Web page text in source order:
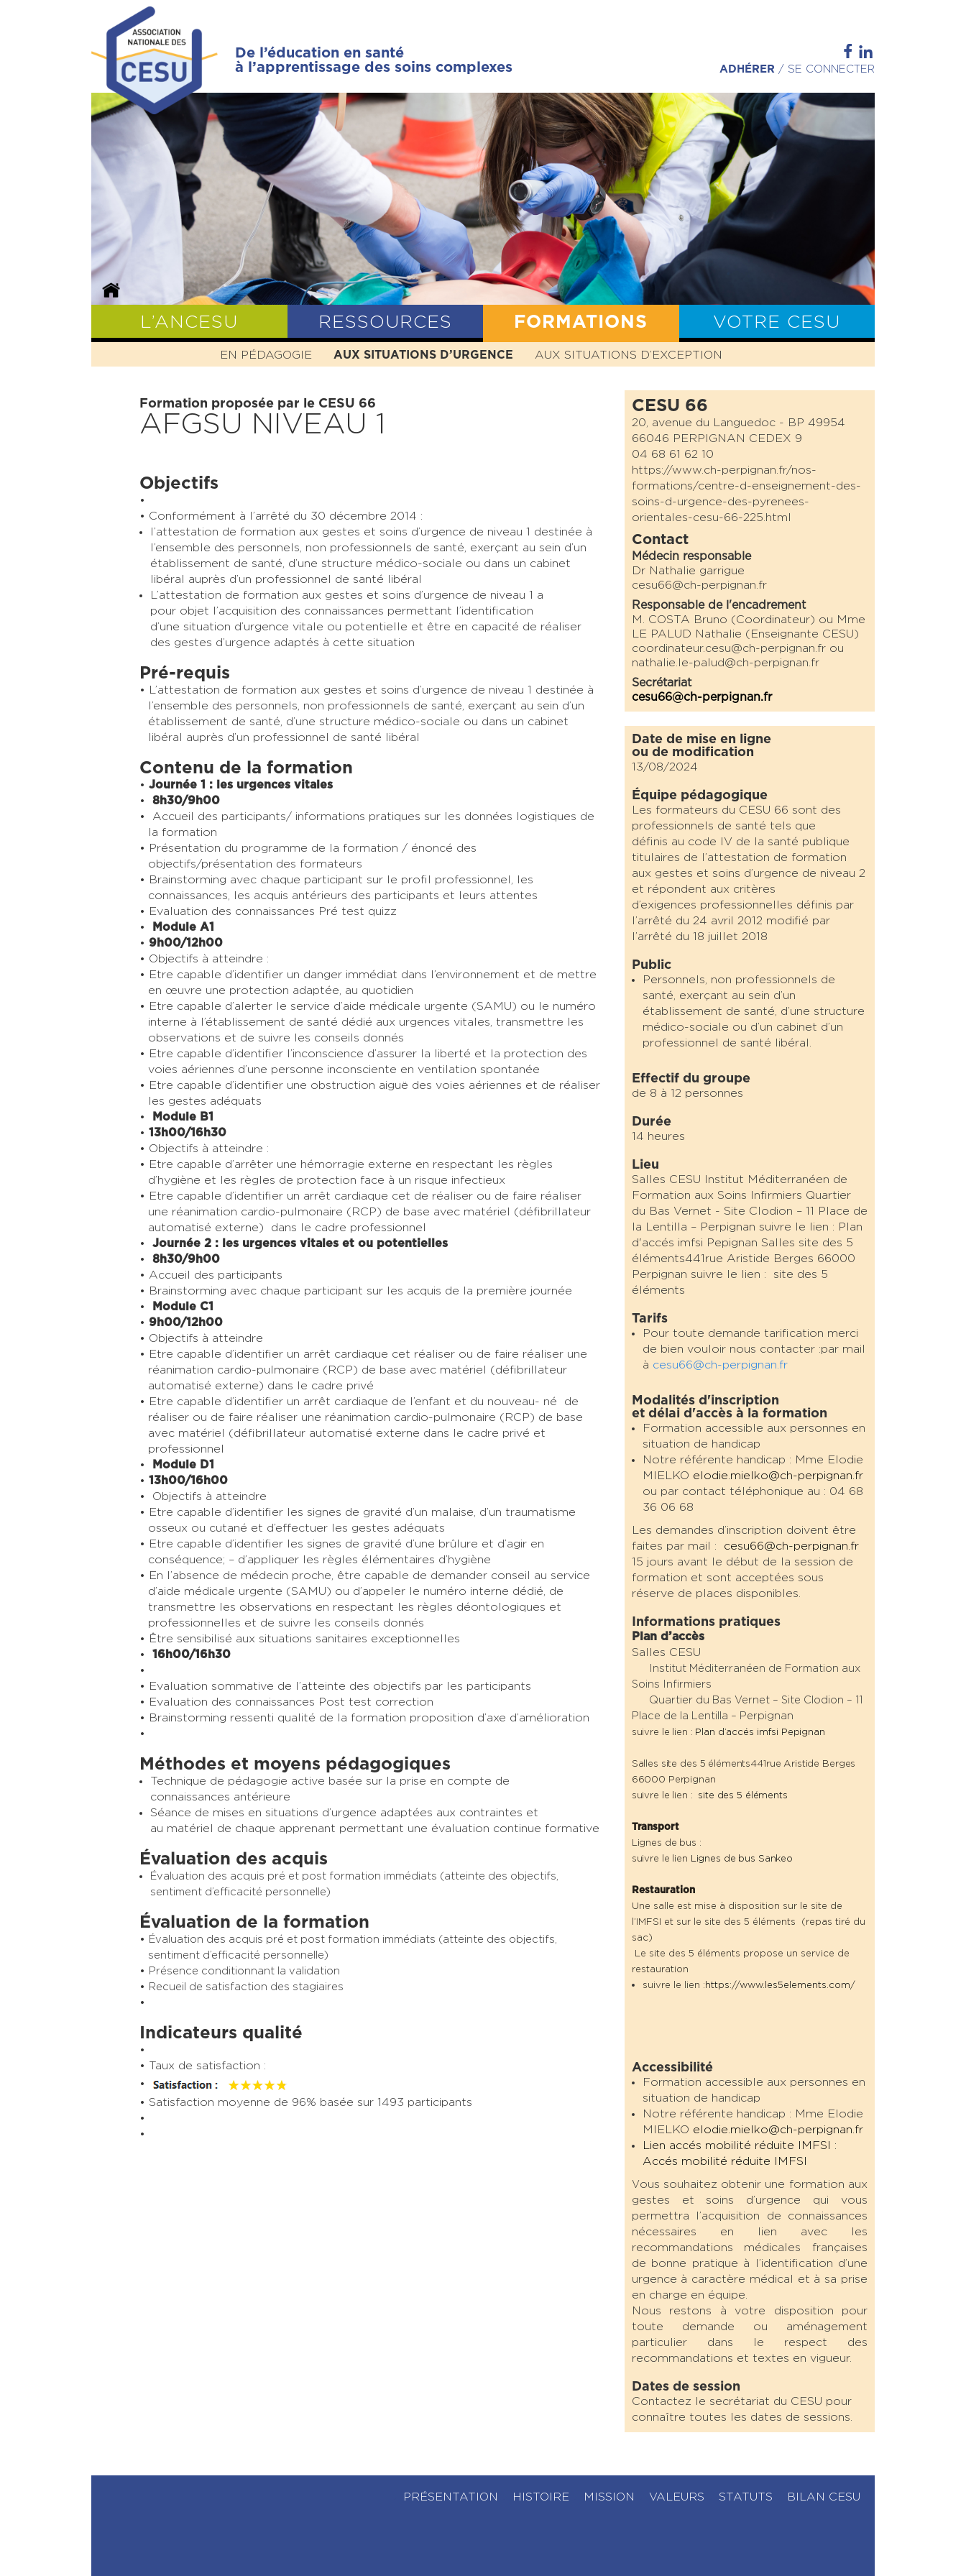
De l’éducation en santé
à l’apprentissage des soins complexes
ADHÉRER / SE CONNECTER
L’ANCESU
PRÉSENTATION HISTOIRE MISSION VALEURS STATUTS BILAN CESU
RESSOURCES FORMATIONS
EN PÉDAGOGIE AUX SITUATIONS D’URGENCE AUX SITUATIONS D’EXCEPTION
VOTRE CESU
Formation proposée par le CESU 66
AFGSU NIVEAU 1
Objectifs
Conformément à l’arrêté du 30 décembre 2014 :
l’attestation de formation aux gestes et soins d’urgence de niveau 1 destinée à
l’ensemble des personnels, non professionnels de santé, exerçant au sein d’un
établissement de santé, d’une structure médico-sociale ou dans un cabinet
libéral auprès d’un professionnel de santé libéral
L’attestation de formation aux gestes et soins d’urgence de niveau 1 a
pour objet l’acquisition des connaissances permettant l’identification
d’une situation d’urgence vitale ou potentielle et être en capacité de réaliser
des gestes d’urgence adaptés à cette situation
Pré-requis
L’attestation de formation aux gestes et soins d’urgence de niveau 1 destinée à
l’ensemble des personnels, non professionnels de santé, exerçant au sein d’un
établissement de santé, d’une structure médico-sociale ou dans un cabinet
libéral auprès d’un professionnel de santé libéral
Contenu de la formation
Journée 1 : les urgences vitales
8h30/9h00
Accueil des participants/ informations pratiques sur les données logistiques de
la formation​
Présentation du programme de la formation / énoncé des
objectifs/présentation des formateurs ​
Brainstorming avec chaque participant sur le profil professionnel, les
connaissances, les acquis antérieurs des participants et leurs attentes ​
Evaluation des connaissances Pré test quizz
Module A1
9h00/12h00
Objectifs à atteindre :
Etre capable d’identifier un danger immédiat dans l’environnement et de mettre
en œuvre une protection adaptée, au quotidien
Etre capable d’alerter le service d’aide médicale urgente (SAMU) ou le numéro
interne à l’établissement de santé dédié aux urgences vitales, transmettre les
observations et de suivre les conseils donnés
Etre capable d’identifier l’inconscience d’assurer la liberté et la protection des
voies aériennes d’une personne inconsciente en ventilation spontanée
Etre capable d’identifier une obstruction aiguë des voies aériennes et de réaliser
les gestes adéquats
Module B1
13h00/16h30
Objectifs à atteindre :
Etre capable d’arrêter une hémorragie externe en respectant les règles
d’hygiène et les règles de protection face à un risque infectieux ​
Etre capable d’identifier un arrêt cardiaque cet de réaliser ou de faire réaliser
une réanimation cardio-pulmonaire (RCP) de base avec matériel (défibrillateur
automatisé externe) dans le cadre professionnel ​
Journée 2 : les urgences vitales et ou potentielles
8h30/9h00
Accueil des participants
Brainstorming avec chaque participant sur les acquis de la première journée
Module C1
9h00/12h00
Objectifs à atteindre
Etre capable d’identifier un arrêt cardiaque cet réaliser ou de faire réaliser une
réanimation cardio-pulmonaire (RCP) de base avec matériel (défibrillateur
automatisé externe) dans le cadre privé
Etre capable d’identifier un arrêt cardiaque de l’enfant et du nouveau- né de
réaliser ou de faire réaliser une réanimation cardio-pulmonaire (RCP) de base
avec matériel (défibrillateur automatisé externe dans le cadre privé et
professionnel
Module D1
13h00/16h00
Objectifs à atteindre
Etre capable d’identifier les signes de gravité d’un malaise, d’un traumatisme
osseux ou cutané et d’effectuer les gestes adéquats​
Etre capable d’identifier les signes de gravité d’une brûlure et d’agir en
conséquence; – d’appliquer les règles élémentaires d’hygiène​
En l’absence de médecin proche, être capable de demander conseil au service
d’aide médicale urgente (SAMU) ou d’appeler le numéro interne dédié, de
transmettre les observations en respectant les règles déontologiques et
professionnelles et de suivre les conseils donnés​
Être sensibilisé aux situations sanitaires exceptionnelles
16h00/16h30
Evaluation sommative de l’atteinte des objectifs par les participants
Evaluation des connaissances Post test correction
Brainstorming ressenti qualité de la formation proposition d’axe d’amélioration
Méthodes et moyens pédagogiques
Technique de pédagogie active basée sur la prise en compte de
connaissances antérieure
Séance de mises en situations d’urgence adaptées aux contraintes et
au matériel de chaque apprenant permettant une évaluation continue formative
Évaluation des acquis
Évaluation des acquis pré et post formation immédiats (atteinte des objectifs,
sentiment d’efficacité personnelle)
Évaluation de la formation
Évaluation des acquis pré et post formation immédiats (atteinte des objectifs,
sentiment d’efficacité personnelle)
Présence conditionnant la validation
Recueil de satisfaction des stagiaires
Indicateurs qualité
Taux de satisfaction :
Satisfaction moyenne de 96% basée sur 1493 participants
CESU 66
20, avenue du Languedoc - BP 49954
66046 PERPIGNAN CEDEX 9
04 68 61 62 10
https://www.ch-perpignan.fr/nos-
formations/centre-d-enseignement-des-
soins-d-urgence-des-pyrenees-
orientales-cesu-66-225.html
Contact
Médecin responsable
Dr Nathalie garrigue
cesu66@ch-perpignan.fr
Responsable de l'encadrement
M. COSTA Bruno (Coordinateur) ou Mme
LE PALUD Nathalie (Enseignante CESU)
coordinateur.cesu@ch-perpignan.fr ou
nathalie.le-palud@ch-perpignan.fr
Secrétariat
cesu66@ch-perpignan.fr
Date de mise en ligne
ou de modification
13/08/2024
Équipe pédagogique
Les formateurs du CESU 66 sont des
professionnels de santé tels que
définis au code IV de la santé publique
titulaires de l’attestation de formation
aux gestes et soins d’urgence de niveau 2
et répondent aux critères
d’exigences professionnelles définis par
l’arrêté du 24 avril 2012 modifié par
l’arrêté du 18 juillet 2018
Public
Personnels, non professionnels de
santé, exerçant au sein d’un
établissement de santé, d’une structure
médico-sociale ou d’un cabinet d’un
professionnel de santé libéral.
Effectif du groupe
de 8 à 12 personnes
Durée
14 heures
Lieu
Salles CESU Institut Méditerranéen de
Formation aux Soins Infirmiers Quartier
du Bas Vernet - Site Clodion – 11 Place de
la Lentilla – Perpignan suivre le lien : Plan
d'accés imfsi Pepignan Salles site des 5
éléments441rue Aristide Berges 66000
Perpignan suivre le lien : site des 5
éléments
Tarifs
Pour toute demande tarification merci
de bien vouloir nous contacter :par mail
à cesu66@ch-perpignan.fr
Modalités d'inscription
et délai d'accès à la formation
Formation accessible aux personnes en
situation de handicap
Notre référente handicap : Mme Elodie
MIELKO elodie.mielko@ch-perpignan.fr
ou par contact téléphonique au : 04 68
36 06 68
Les demandes d’inscription doivent être
faites par mail : cesu66@ch-perpignan.fr
15 jours avant le début de la session de
formation et sont acceptées sous
réserve de places disponibles.
Informations pratiques
Plan d’accès
Salles CESU
Institut Méditerranéen de Formation aux
Soins Infirmiers
Quartier du Bas Vernet – Site Clodion – 11
Place de la Lentilla – Perpignan
suivre le lien : Plan d’accés imfsi Pepignan
Salles site des 5 éléments441rue Aristide Berges
66000 Perpignan
suivre le lien : site des 5 éléments
Transport
Lignes de bus :
suivre le lien Lignes de bus Sankeo
Restauration
Une salle est mise à disposition sur le site de
l’IMFSI et sur le site des 5 éléments (repas tiré du
sac)
Le site des 5 éléments propose un service de
restauration
suivre le lien : https://www.les5elements.com/
Accessibilité
Formation accessible aux personnes en
situation de handicap
Notre référente handicap : Mme Elodie
MIELKO elodie.mielko@ch-perpignan.fr
Lien accés mobilité réduite IMFSI :
Accés mobilité réduite IMFSI
Vous souhaitez obtenir une formation aux
gestes et soins d’urgence qui vous
permettra l’acquisition de connaissances
nécessaires en lien avec les
recommandations médicales françaises
de bonne pratique à l’identification d’une
urgence à caractère médical et à sa prise
en charge en équipe.
Nous restons à votre disposition pour
toute demande ou aménagement
particulier dans le respect des
recommandations et textes en vigueur.
Dates de session
Contactez le secrétariat du CESU pour
connaître toutes les dates de sessions.
PRÉSENTATION HISTOIRE MISSION VALEURS STATUTS BILAN CESU